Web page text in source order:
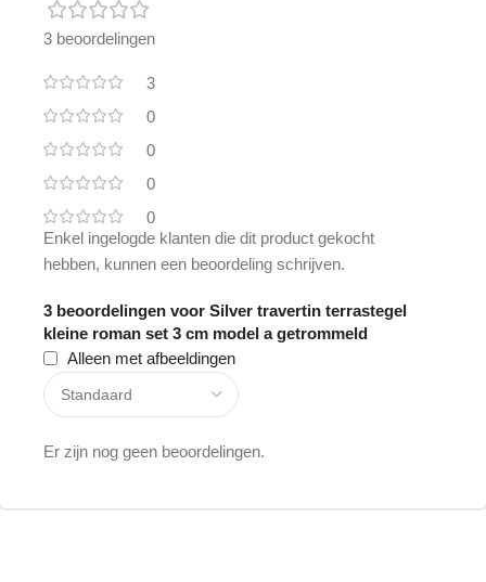
3 beoordelingen
3
0
0
0
0
3 beoordelingen voor Silver travertin terrastegel
kleine roman set 3 cm model a getrommeld
Alleen met afbeeldingen
Er zijn nog geen beoordelingen.
Enkel ingelogde klanten die dit product gekocht
hebben, kunnen een beoordeling schrijven.